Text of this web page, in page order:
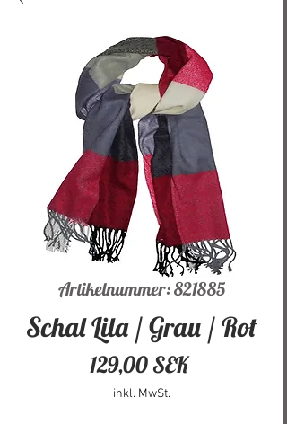
Artikelnummer: 821885
Schal Lila / Grau / Rot
129,00 SEKPreis
inkl. MwSt.